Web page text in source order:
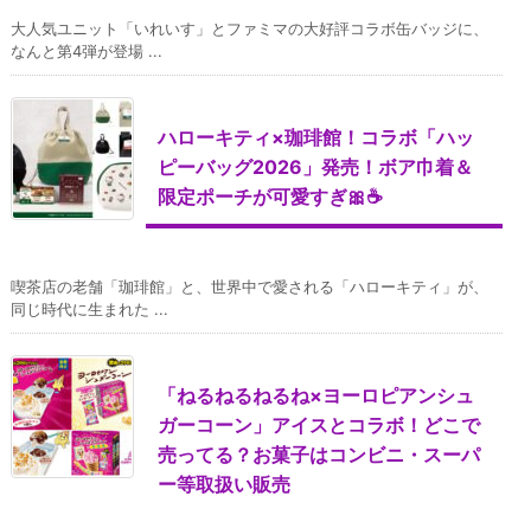
大人気ユニット「いれいす」とファミマの大好評コラボ缶バッジに、
なんと第4弾が登場 ...
ハローキティ×珈琲館！コラボ「ハッ
ピーバッグ2026」発売！ボア巾着＆
限定ポーチが可愛すぎ🎀☕
喫茶店の老舗「珈琲館」と、世界中で愛される「ハローキティ」が、
同じ時代に生まれた ...
「ねるねるねるね×ヨーロピアンシュ
ガーコーン」アイスとコラボ！どこで
売ってる？お菓子はコンビニ・スーパ
ー等取扱い販売